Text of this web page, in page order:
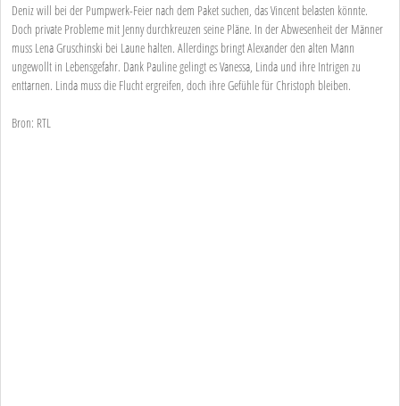
Deniz will bei der Pumpwerk-Feier nach dem Paket suchen, das Vincent belasten könnte.
Doch private Probleme mit Jenny durchkreuzen seine Pläne. In der Abwesenheit der Männer
muss Lena Gruschinski bei Laune halten. Allerdings bringt Alexander den alten Mann
ungewollt in Lebensgefahr. Dank Pauline gelingt es Vanessa, Linda und ihre Intrigen zu
enttarnen. Linda muss die Flucht ergreifen, doch ihre Gefühle für Christoph bleiben.
Bron: RTL